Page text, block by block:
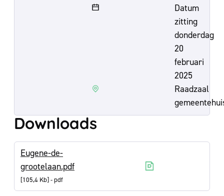
Datum
zitting
donderdag
20
februari
2025
Raadzaal
Downloads
Eugene-de-
grootelaan.pdf
105,4 Kb pdf